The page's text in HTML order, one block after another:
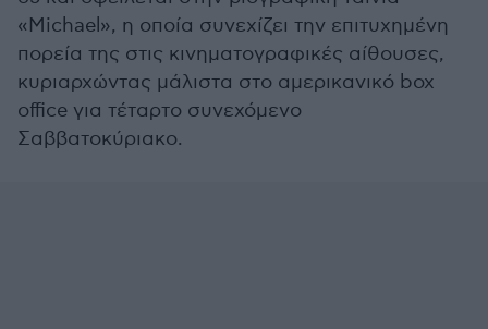
«Michael», η οποία συνεχίζει την επιτυχημένη
πορεία της στις κινηματογραφικές αίθουσες,
κυριαρχώντας μάλιστα στο αμερικανικό box
office για τέταρτο συνεχόμενο
Σαββατοκύριακο.